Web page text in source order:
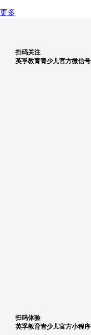
更多
扫码关注
英孚教育青少儿官方微信号
扫码体验
英孚教育青少儿官方小程序